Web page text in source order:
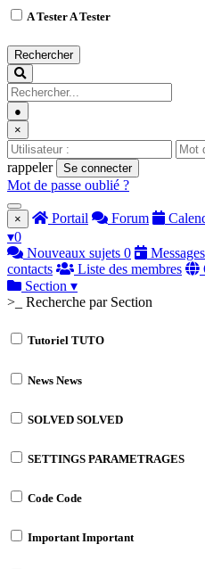
A TesterA Tester
Rechercher
●
×
rappeler
Se connecter
Mot de passe oublié ?
× Portail Forum
▾0
Nouveaux sujets 0
contacts
Liste des membres
Section ▾
>_ Recherche par Section
Tutoriel TUTO
News News
SOLVED SOLVED
SETTINGS PARAMETRAGES
Code Code
ImportantImportant